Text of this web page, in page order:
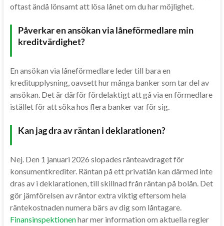
oftast ändå lönsamt att lösa lånet om du har möjlighet.
Påverkar en ansökan via låneförmedlare min
kreditvärdighet?
En ansökan via låneförmedlare leder till bara en
kreditupplysning, oavsett hur många banker som tar del av
ansökan. Det är därför fördelaktigt att gå via en förmedlare
istället för att söka hos flera banker var för sig.
Kan jag dra av räntan i deklarationen?
Nej. Den 1 januari 2026 slopades ränteavdraget för
konsumentkrediter. Räntan på ett privatlån kan därmed inte
dras av i deklarationen, till skillnad från räntan på bolån. Det
gör jämförelsen av räntor extra viktig eftersom hela
räntekostnaden numera bärs av dig som låntagare.
Finansinspektionenhar mer information om aktuella regler